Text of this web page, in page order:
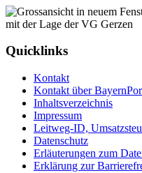
Quicklinks
Kontakt
Kontakt über
Inhaltsverzeichnis
Impressum
Leitweg-ID,
Datenschutz
Erläuterungen zum
Erklärung zur